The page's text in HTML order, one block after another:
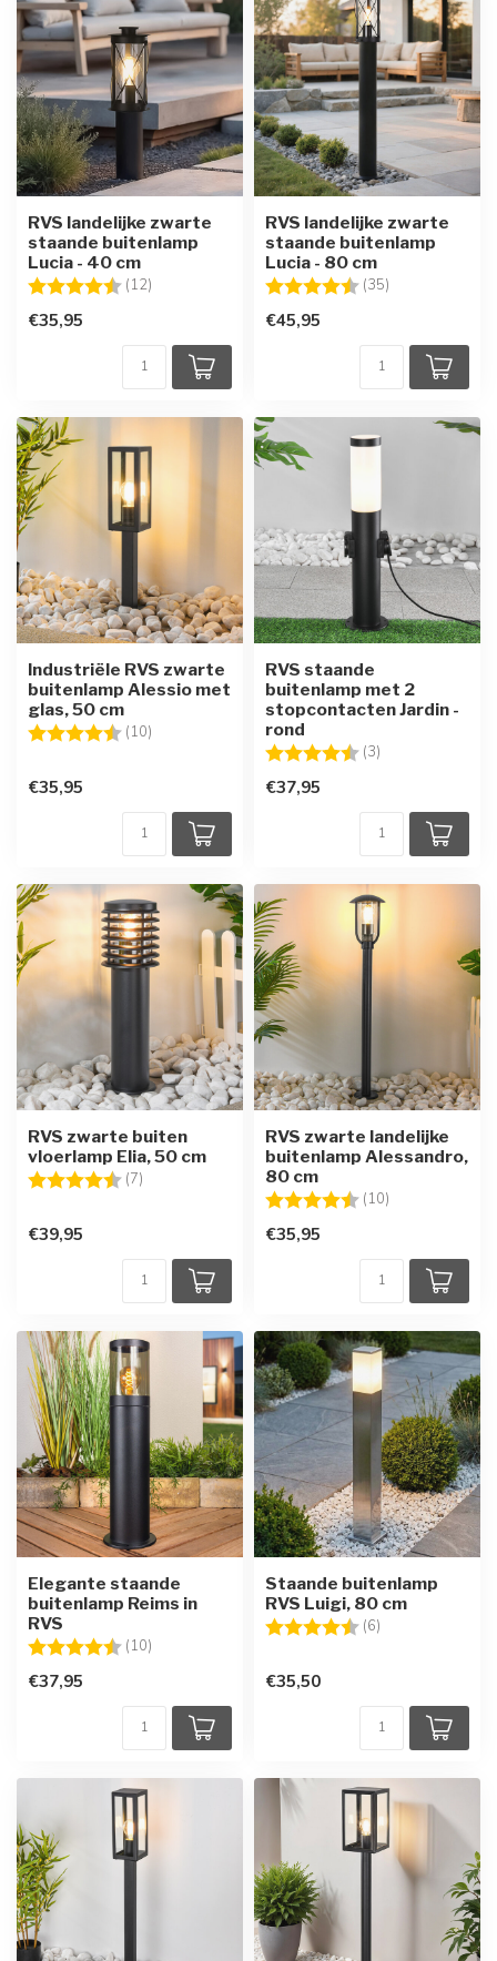
RVS landelijke zwarte
staande buitenlamp
Lucia - 40 cm
Beoordeling: (12)
€35,95
RVS landelijke zwarte
staande buitenlamp
Lucia - 80 cm
Beoordeling: (35)
€45,95
Industriële RVS zwarte
buitenlamp Alessio met
glas, 50 cm
Beoordeling: (10)
€35,95
RVS staande
buitenlamp met 2
stopcontacten Jardin -
rond
Beoordeling: (3)
€37,95
RVS zwarte buiten
vloerlamp Elia, 50 cm
Beoordeling: (7)
€39,95
RVS zwarte landelijke
buitenlamp Alessandro,
80 cm
Beoordeling: (10)
€35,95
Elegante staande
buitenlamp Reims in
RVS
Beoordeling: (10)
€37,95
Staande buitenlamp
RVS Luigi, 80 cm
Beoordeling: (6)
€35,50